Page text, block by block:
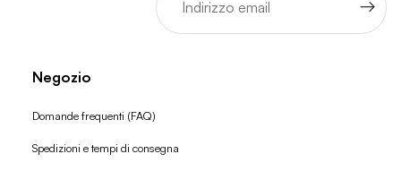
Negozio
Domande frequenti (FAQ)
Spedizioni e tempi di consegna